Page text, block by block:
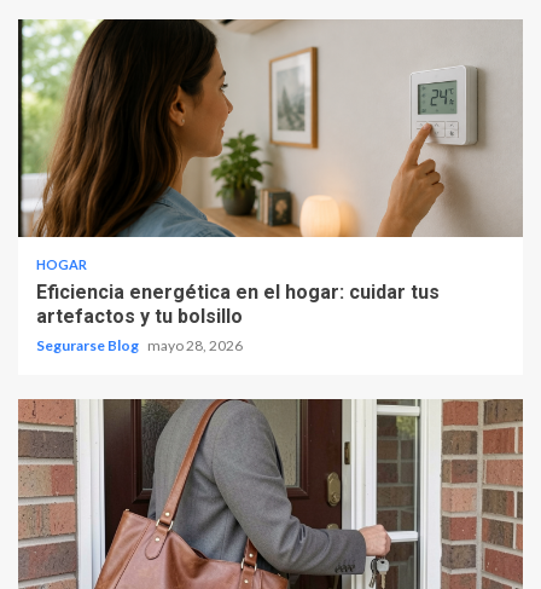
HOGAR
Eficiencia energética en el hogar: cuidar tus
artefactos y tu bolsillo
Segurarse Blog mayo 28, 2026